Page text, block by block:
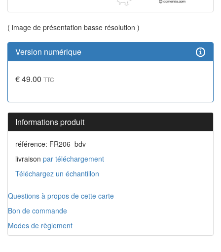
( image de présentation basse résolution )
Version numérique
€ 49.00 TTC
Informations produit
référence: FR206_bdv
livraison par téléchargement
Téléchargez un échantillon
Questions à propos de cette carte
Bon de commande
Modes de règlement